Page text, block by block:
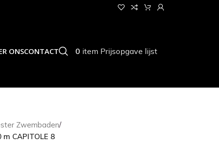
ONSCONTACT 0 item Prijsopgave lijst
Zwembaden/
CAPITOLE 8